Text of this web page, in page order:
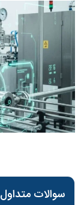
سوالات متداول